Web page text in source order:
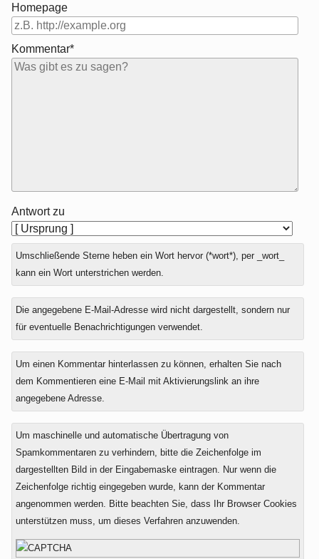
Homepage
Kommentar*
Antwort zu
Umschließende Sterne heben ein Wort hervor (*wort*), per _wort_
kann ein Wort unterstrichen werden.
Die angegebene E-Mail-Adresse wird nicht dargestellt, sondern nur
für eventuelle Benachrichtigungen verwendet.
Um einen Kommentar hinterlassen zu können, erhalten Sie nach
dem Kommentieren eine E-Mail mit Aktivierungslink an ihre
angegebene Adresse.
Um maschinelle und automatische Übertragung von
Spamkommentaren zu verhindern, bitte die Zeichenfolge im
dargestellten Bild in der Eingabemaske eintragen. Nur wenn die
Zeichenfolge richtig eingegeben wurde, kann der Kommentar
angenommen werden. Bitte beachten Sie, dass Ihr Browser Cookies
unterstützen muss, um dieses Verfahren anzuwenden.